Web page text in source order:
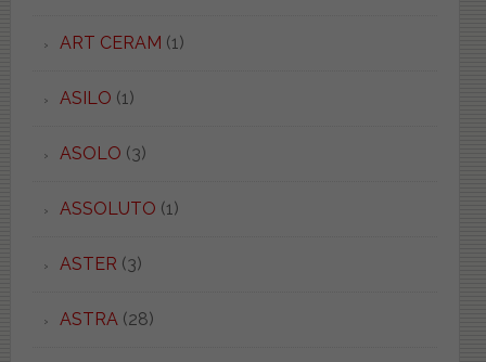
ART CERAM (1)
ASILO (1)
ASOLO (3)
ASSOLUTO (1)
ASTER (3)
ASTRA (28)